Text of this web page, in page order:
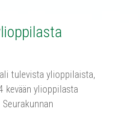
tulevista ylioppilaista,
kevään ylioppilasta